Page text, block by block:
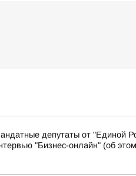
депутаты от "Единой
"Бизнес-онлайн" (об